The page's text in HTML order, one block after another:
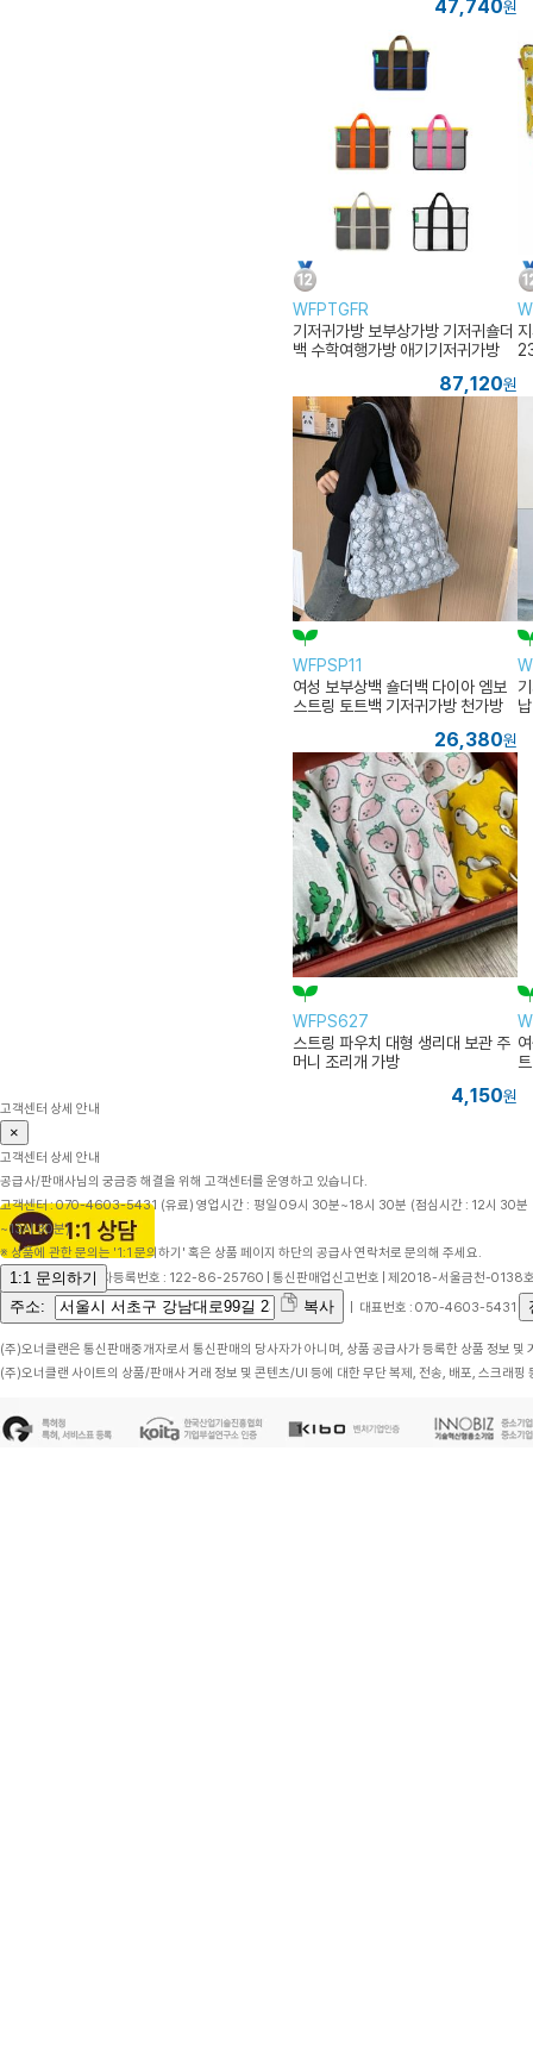
47,740원
WFPTGFR
기저귀가방 보부상가방 기저귀숄더
백 수학여행가방 애기기저귀가방
87,120원
WFPSP11
여성 보부상백 숄더백 다이아 엠보
스트링 토트백 기저귀가방 천가방
26,380원
WFPS627
스트링 파우치 대형 생리대 보관 주
머니 조리개 가방
4,150원